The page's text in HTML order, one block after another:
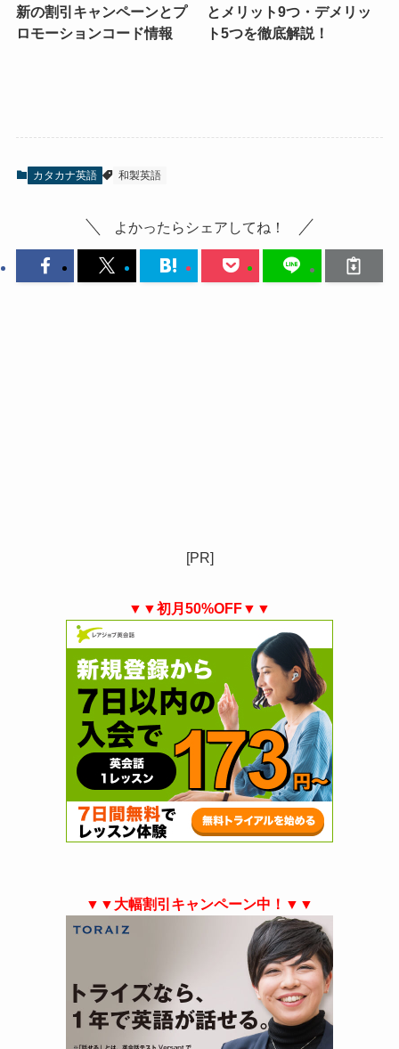
新の割引キャンペーンとプ
ロモーションコード情報
とメリット9つ・デメリッ
ト5つを徹底解説！
カタカナ英語 和製英語
よかったらシェアしてね！
[PR]
▼▼初月50%OFF▼▼
▼▼大幅割引キャンペーン中！▼▼